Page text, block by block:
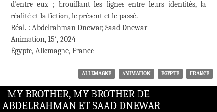
d’entre eux ; brouillant les lignes entre leurs identités, la
réalité et la fiction, le présent et le passé.
Réal. : Abdelrahman Dnewar, Saad Dnewar
Animation, 15′, 2024
Égypte, Allemagne, France
ALLEMAGNE ANIMATION EGYPTE FRANCE
MY BROTHER, MY BROTHER DE
ABDELRAHMAN ET SAAD DNEWAR